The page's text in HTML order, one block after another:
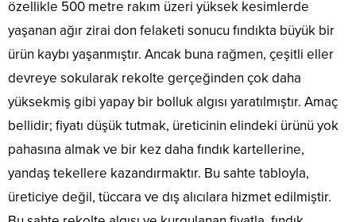
özellikle 500 metre rakım üzeri yüksek kesimlerde
yaşanan ağır zirai don felaketi sonucu fındıkta büyük bir
ürün kaybı yaşanmıştır. Ancak buna rağmen, çeşitli eller
devreye sokularak rekolte gerçeğinden çok daha
yüksekmiş gibi yapay bir bolluk algısı yaratılmıştır. Amaç
bellidir; fiyatı düşük tutmak, üreticinin elindeki ürünü yok
pahasına almak ve bir kez daha fındık kartellerine,
yandaş tekellere kazandırmaktır. Bu sahte tabloyla,
üreticiye değil, tüccara ve dış alıcılara hizmet edilmiştir.